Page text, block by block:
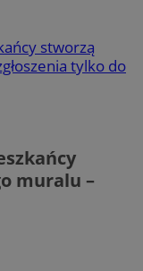
stworzą
tylko do
muralu –